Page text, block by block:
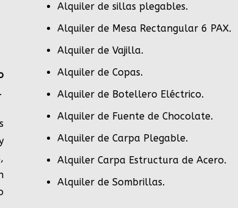
.
Alquiler de sillas plegables.
Alquiler de Mesa Rectangular 6 PAX.
Alquiler de Vajilla.
Alquiler de Copas.
Alquiler de Botellero Eléctrico.
Alquiler de Fuente de Chocolate.
Alquiler de Carpa Plegable.
Alquiler Carpa Estructura de Acero.
Alquiler de Sombrillas.